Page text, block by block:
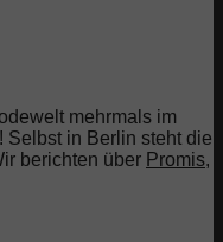
mehrmals im
Selbst in Berlin steht die
berichten über Promis,